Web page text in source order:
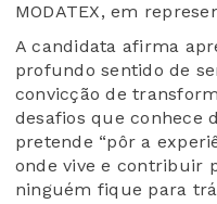
MODATEX, em
A candidata afirma
profundo sentido de
convicção de
desafios que conhece
pretende “pôr a
onde vive e contribuir
ninguém fique para